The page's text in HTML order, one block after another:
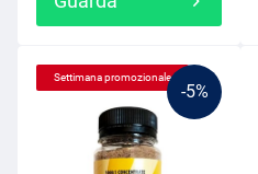
-5%
Settimana promozionale